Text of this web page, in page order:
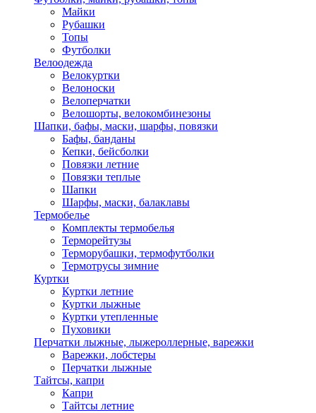
Майки
Рубашки
Топы
Футболки
Велоодежда
Велокуртки
Велоноски
Велоперчатки
Велошорты, велокомбинезоны
Шапки, бафы, маски, шарфы, повязки
Бафы, банданы
Кепки, бейсболки
Повязки летние
Повязки теплые
Шапки
Шарфы, маски, балаклавы
Термобелье
Комплекты термобелья
Терморейтузы
Терморубашки, термофутболки
Термотрусы зимние
Куртки
Куртки летние
Куртки лыжные
Куртки утепленные
Пуховики
Перчатки лыжные, лыжероллерные, варежки
Варежки, лобстеры
Перчатки лыжные
Тайтсы, капри
Капри
Тайтсы летние